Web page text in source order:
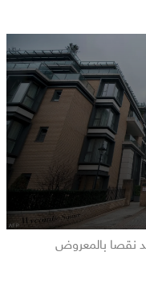
seconds
of
0
seconds
نقصا بالمعروض